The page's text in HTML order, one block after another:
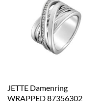
JETTE Damenring
WRAPPED 87356302